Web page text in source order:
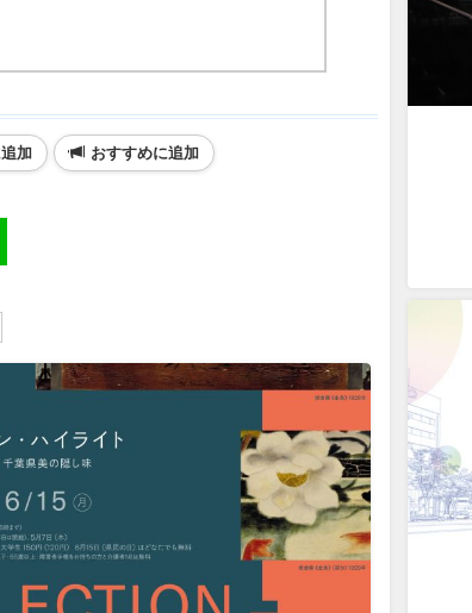
加 おすすめに追加